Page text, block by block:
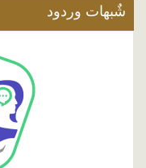
شٌبهات وردود